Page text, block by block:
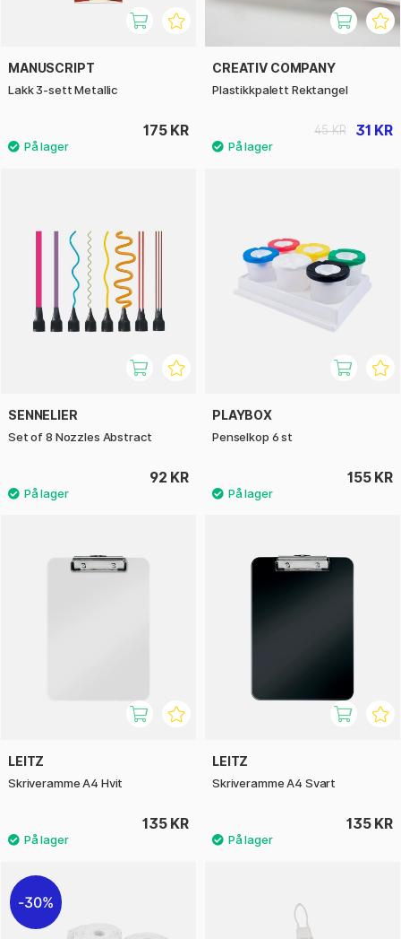
MANUSCRIPT
Lakk 3-sett Metallic
175 KR
CREATIV COMPANY
Plastikkpalett Rektangel
31 KR
45 KR
SENNELIER
Set of 8 Nozzles Abstract
92 KR
PLAYBOX
Penselkop 6 st
155 KR
LEITZ
Skriveramme A4 Hvit
135 KR
LEITZ
Skriveramme A4 Svart
135 KR
30%